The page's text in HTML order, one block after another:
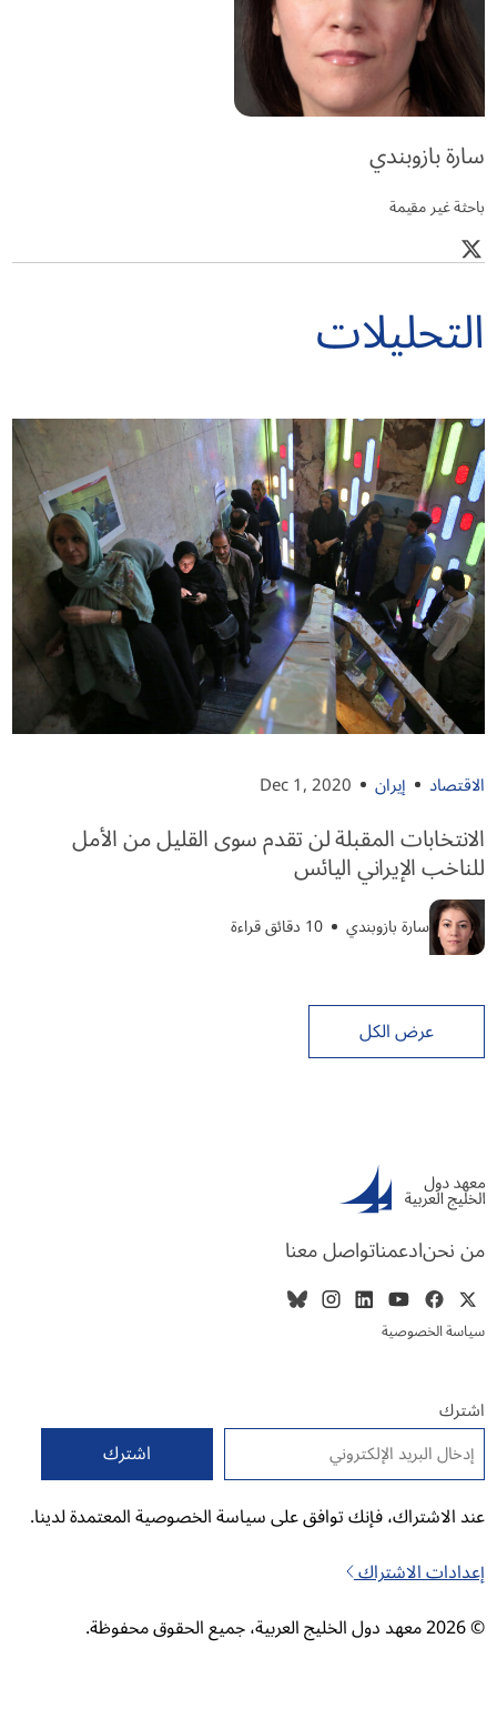
سارة بازوبندي
باحثة غير مقيمة
التحليلات
الاقتصاد إيران Dec 1, 2020
الانتخابات المقبلة لن تقدم سوى القليل من الأمل
للناخب الإيراني اليائس
سارة بازوبندي 10 دقائق قراءة
عرض الكل
من نحنادعمناتواصل معنا
سياسة الخصوصية
اشترك
البريد الإلكتروني *
عند الاشتراك، فإنك توافق على سياسة الخصوصية المعتمدة لدينا.
إعدادات الاشتراك
© 2026 معهد دول الخليج العربية، جميع الحقوق محفوظة.